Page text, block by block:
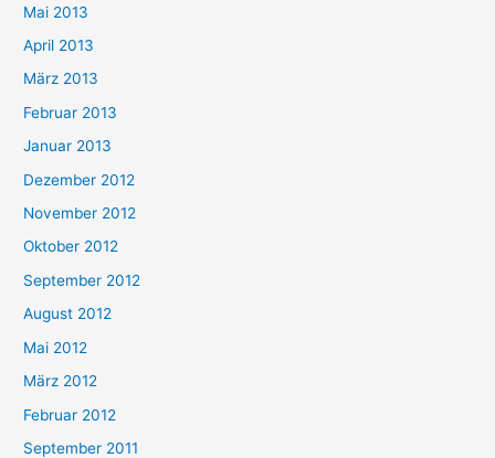
Mai 2013
April 2013
März 2013
Februar 2013
Januar 2013
Dezember 2012
November 2012
Oktober 2012
September 2012
August 2012
Mai 2012
März 2012
Februar 2012
September 2011